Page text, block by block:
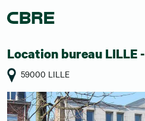
Location bureau LILLE -
59000 LILLE